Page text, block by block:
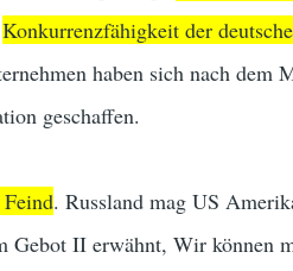
Konkurrenzfähigkeit der
haben sich nach dem
geschaffen.
. Russland mag US
Gebot II erwähnt, Wir können